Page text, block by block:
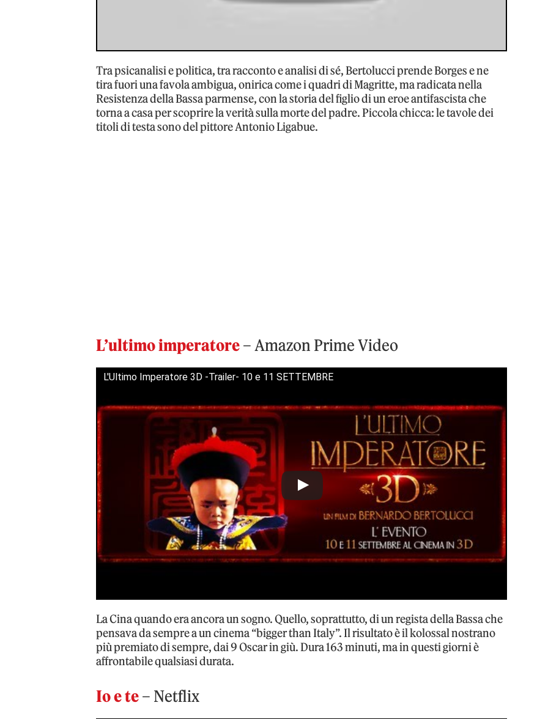
Tra psicanalisi e politica, tra racconto e analisi di sé, Bertolucci prende Borges e ne
tira fuori una favola ambigua, onirica come i quadri di Magritte, ma radicata nella
Resistenza della Bassa parmense, con la storia del figlio di un eroe antifascista che
torna a casa per scoprire la verità sulla morte del padre. Piccola chicca: le tavole dei
titoli di testa sono del pittore Antonio Ligabue.
L’ultimo imperatore– Amazon Prime Video
L'Ultimo Imperatore 3D -Trailer- 10 e 11 SETTEMBRE
La Cina quando era ancora un sogno. Quello, soprattutto, di un regista della Bassa che
pensava da sempre a un cinema “bigger than Italy”. Il risultato è il kolossal nostrano
più premiato di sempre, dai 9 Oscar in giù. Dura 163 minuti, ma in questi giorni è
affrontabile qualsiasi durata.
Io e te– Netflix